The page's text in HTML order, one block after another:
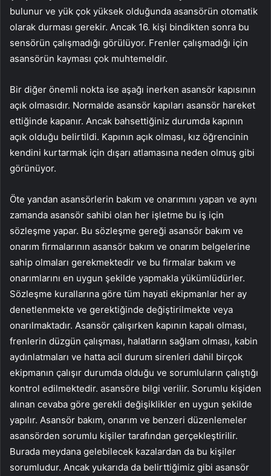
bulunur ve yük çok yüksek olduğunda asansörün otomatik
olarak durması gerekir. Ancak 16. kişi bindikten sonra bu
sensörün çalışmadığı görülüyor. Frenler çalışmadığı için
asansörün kayması çok muhtemeldir.
Bir diğer önemli nokta ise aşağı inerken asansör kapısının
açık olmasıdır. Normalde asansör kapıları asansör hareket
ettiğinde kapanır. Ancak bahsettiğiniz durumda kapının
açık olduğu belirtildi. Kapının açık olması, kız öğrencinin
kendini kurtarmak için dışarı atlamasına neden olmuş gibi
görünüyor.
Öte yandan asansörlerin bakım ve onarımını yapan ve aynı
zamanda asansör sahibi olan her işletme bu iş için
sözleşme yapar. Bu sözleşme gereği asansör bakım ve
onarım firmalarının asansör bakım ve onarım belgelerine
sahip olmaları gerekmektedir ve bu firmalar bakım ve
onarımlarını en uygun şekilde yapmakla yükümlüdürler.
Sözleşme kurallarına göre tüm hayati ekipmanlar her ay
denetlenmekte ve gerektiğinde değiştirilmekte veya
onarılmaktadır. Asansör çalışırken kapının kapalı olması,
frenlerin düzgün çalışması, halatların sağlam olması, kabin
aydınlatmaları ve hatta acil durum sirenleri dahil birçok
ekipmanın çalışır durumda olduğu ve sorumluların çalıştığı
kontrol edilmektedir. asansöre bilgi verilir. Sorumlu kişiden
alınan cevaba göre gerekli değişiklikler en uygun şekilde
yapılır. Asansör bakım, onarım ve benzeri düzenlemeler
asansörden sorumlu kişiler tarafından gerçekleştirilir.
Burada meydana gelebilecek kazalardan da bu kişiler
sorumludur. Ancak yukarıda da belirttiğimiz gibi asansör